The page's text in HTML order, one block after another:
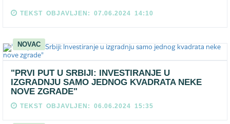
TEKST OBJAVLJEN: 07.06.2024 14:10
NOVAC
"PRVI PUT U SRBIJI: INVESTIRANJE U
IZGRADNJU SAMO JEDNOG KVADRATA NEKE
NOVE ZGRADE"
TEKST OBJAVLJEN: 06.06.2024 15:35